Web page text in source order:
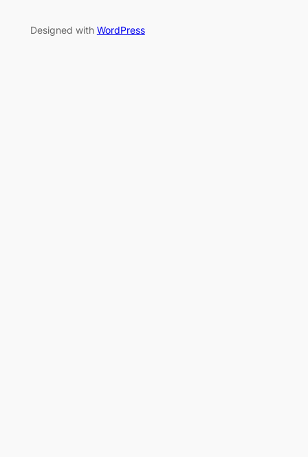
Designed with WordPress